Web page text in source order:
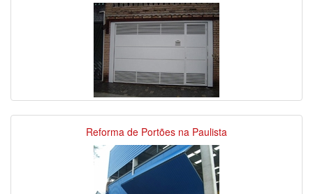
Reforma de Portões na Paulista